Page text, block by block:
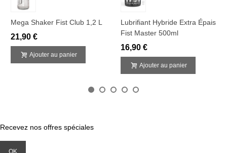
Mega Shaker Fist Club 1,2 L
21,90 €
Ajouter au panier
Lubrifiant Hybride Extra Épais
Fist Master 500ml
16,90 €
Ajouter au panier
Recevez nos offres spéciales